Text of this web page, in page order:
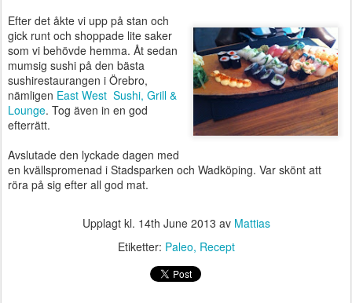
Efter det åkte vi upp på stan och
gick runt och shoppade lite saker
som vi behövde hemma. Åt sedan
mumsig sushi på den bästa
sushirestaurangen i Örebro,
nämligen East West Sushi, Grill &
Lounge. Tog även in en god
efterrätt.
Avslutade den lyckade dagen med
en kvällspromenad i Stadsparken och Wadköping. Var skönt att
röra på sig efter all god mat.
Upplagt kl. 14th June 2013 av Mattias
Etiketter: Paleo Recept